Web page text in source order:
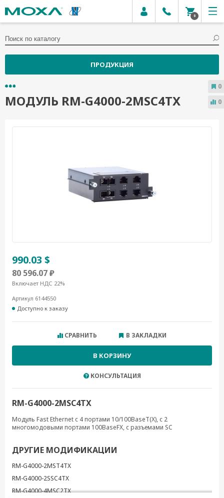
0
ПРОДУКЦИЯ
МОДУЛЬ RM-G4000-2MSC4TX
990.03 $
80 596.07 ₽
Включает НДС 22%
Артикул 6144550
Доступно к заказу
СРАВНИТЬ В ЗАКЛАДКИ
В КОРЗИНУ
КОНСУЛЬТАЦИЯ
RM-G4000-2MSC4TX
Модуль Fast Ethernet с 4 портами 10/100BaseT(X), с 2
многомодовыми портами 100BaseFX, с разъемами SC
ДРУГИЕ МОДИФИКАЦИИ
RM-G4000-2MST4TX
RM-G4000-2SSC4TX
RM-G4000-4MSC2TX
0
0